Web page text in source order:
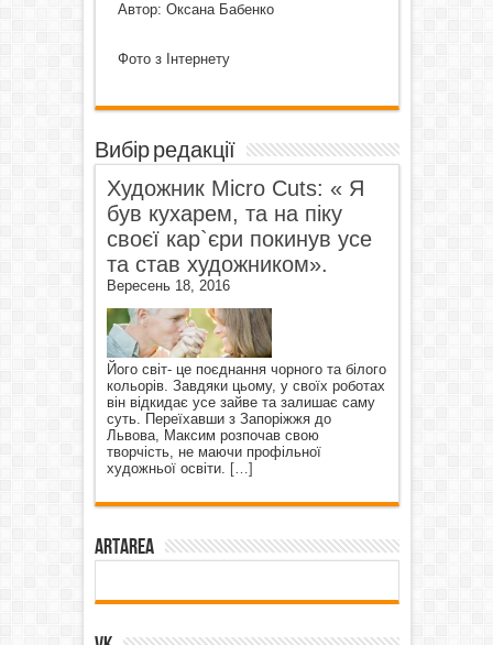
Автор: Оксана Бабенко
Фото з Інтернету
Вибір редакції
Художник Micro Cuts: « Я
був кухарем, та на піку
своєї кар`єри покинув усе
та став художником».
Вересень 18, 2016
Його світ- це поєднання чорного та білого
кольорів. Завдяки цьому, у своїх роботах
він відкидає усе зайве та залишає саму
суть. Переїхавши з Запоріжжя до
Львова, Максим розпочав свою
творчість, не маючи профільної
художньої освіти. […]
ArtArea